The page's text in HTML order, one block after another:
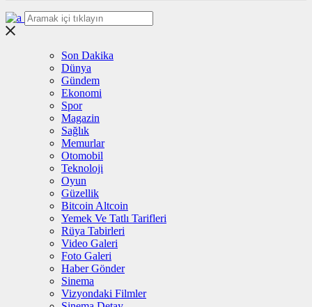
Son Dakika
Dünya
Gündem
Ekonomi
Spor
Magazin
Sağlık
Memurlar
Otomobil
Teknoloji
Oyun
Güzellik
Bitcoin Altcoin
Yemek Ve Tatlı Tarifleri
Rüya Tabirleri
Video Galeri
Foto Galeri
Haber Gönder
Sinema
Vizyondaki Filmler